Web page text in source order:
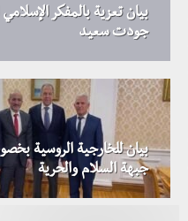
بيان تعزية بالمفكر
جودت سعيد
بيان للخارجية الروسية
جبهة السلام والحرية